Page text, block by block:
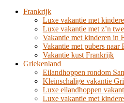
Frankrijk
Luxe vakantie met
Luxe vakantie met z’n
Vakantie met kinderen in
Vakantie met pubers naar
Vakantie kust Frankrijk
Griekenland
Eilandhoppen rondom
Kleinschalige vakantie
Luxe eilandhoppen
Luxe vakantie met